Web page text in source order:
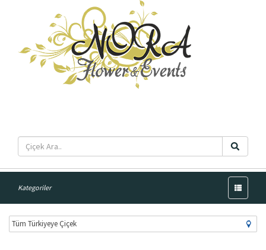
Menü
Kategoriler